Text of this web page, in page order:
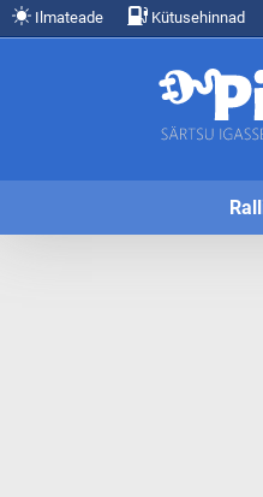
Ilmateade Kütusehinnad